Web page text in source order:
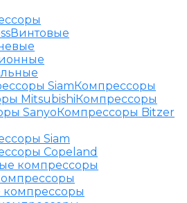
Винтовые
SiamКомпрессоры
MitsubishiКомпрессоры
SanyoКомпрессоры Bitzer
Siam
Copeland
компрессоры